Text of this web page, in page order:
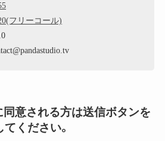
フリーコール)
意される方は送信ボタンを
てください。